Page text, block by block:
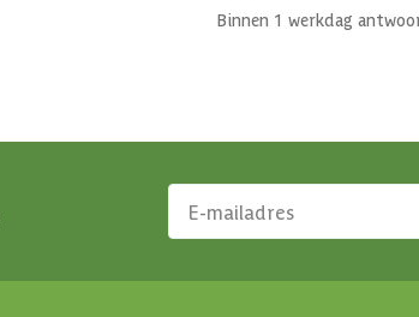
Binnen 1 werkdag